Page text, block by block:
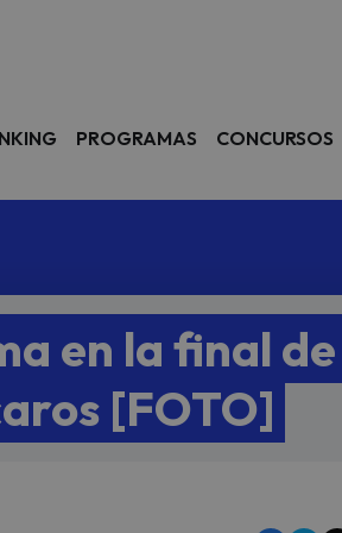
PROGRAMAS CONCURSOS
en la final
[FOTO]